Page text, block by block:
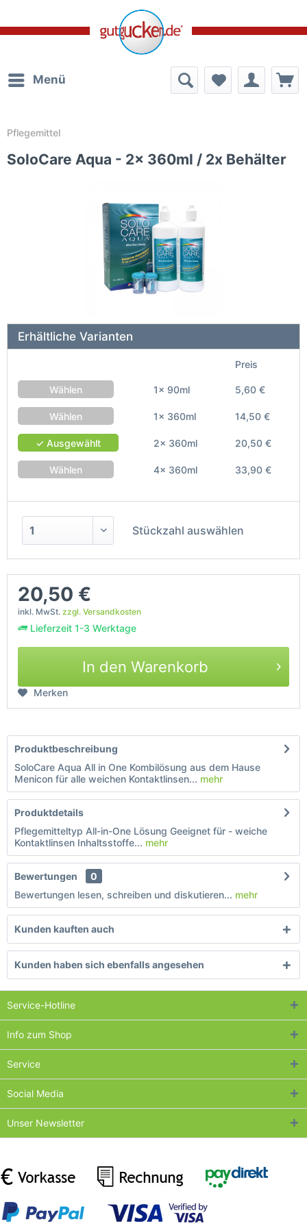
Menü
Pflegemittel
SoloCare Aqua - 2x 360ml / 2x Behälter
Erhältliche Varianten
Preis
Wählen 1x 90ml 5,60 €
Wählen 1x 360ml 14,50 €
✓ Ausgewählt 2x 360ml 20,50 €
Wählen 4x 360ml 33,90 €
Stückzahl auswählen
20,50 €
inkl. MwSt. zzgl. Versandkosten
Lieferzeit 1-3 Werktage
In den Warenkorb
Merken
Produktbeschreibung
SoloCare Aqua All in One Kombilösung aus dem Hause
Menicon für alle weichen Kontaktlinsen... mehr
Produktdetails
Pflegemitteltyp All-in-One Lösung Geeignet für - weiche
Kontaktlinsen Inhaltsstoffe... mehr
Bewertungen
0
Bewertungen lesen, schreiben und diskutieren... mehr
Kunden kauften auch
Kunden haben sich ebenfalls angesehen
Service-Hotline
Info zum Shop
Service
Social Media
Unser Newsletter